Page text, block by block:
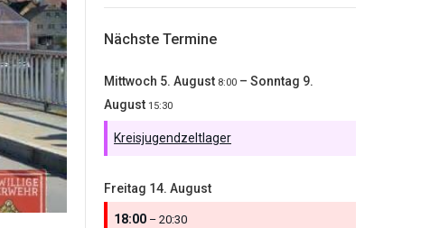
Nächste Termine
Mittwoch 5. August 8:00 – Sonntag 9.
August 15:30
Kreisjugendzeltlager
Freitag 14. August
18:00 – 20:30